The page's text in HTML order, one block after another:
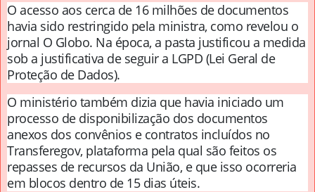
O acesso aos cerca de 16 milhões de documentos
havia sido restringido pela ministra, como revelou o
jornal O Globo. Na época, a pasta justificou a medida
sob a justificativa de seguir a LGPD (Lei Geral de
Proteção de Dados).
O ministério também dizia que havia iniciado um
processo de disponibilização dos documentos
anexos dos convênios e contratos incluídos no
Transferegov, plataforma pela qual são feitos os
repasses de recursos da União, e que isso ocorreria
em blocos dentro de 15 dias úteis.